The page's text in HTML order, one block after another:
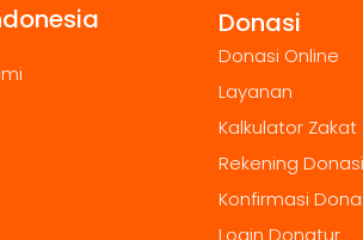
Donasi
Donasi Online
Layanan
Kalkulator Zakat
Rekening Donasi
Konfirmasi
Login Donatur